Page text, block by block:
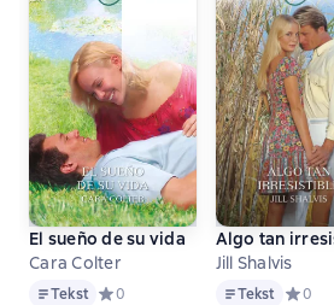
El sueño de su vida
Cara Colter
TekstTekst Средний рейтинг 0 на основе 0
0
Algo tan
Jill Shalvis
TekstTekst 0